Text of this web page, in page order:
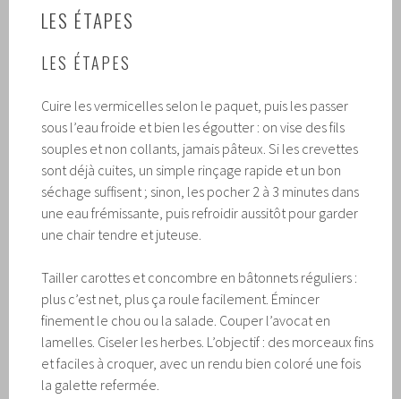
LES ÉTAPES
LES ÉTAPES
Cuire les vermicelles selon le paquet, puis les passer
sous l’eau froide et bien les égoutter : on vise des fils
souples et non collants, jamais pâteux. Si les crevettes
sont déjà cuites, un simple rinçage rapide et un bon
séchage suffisent ; sinon, les pocher 2 à 3 minutes dans
une eau frémissante, puis refroidir aussitôt pour garder
une chair tendre et juteuse.
Tailler carottes et concombre en bâtonnets réguliers :
plus c’est net, plus ça roule facilement. Émincer
finement le chou ou la salade. Couper l’avocat en
lamelles. Ciseler les herbes. L’objectif : des morceaux fins
et faciles à croquer, avec un rendu bien coloré une fois
la galette refermée.